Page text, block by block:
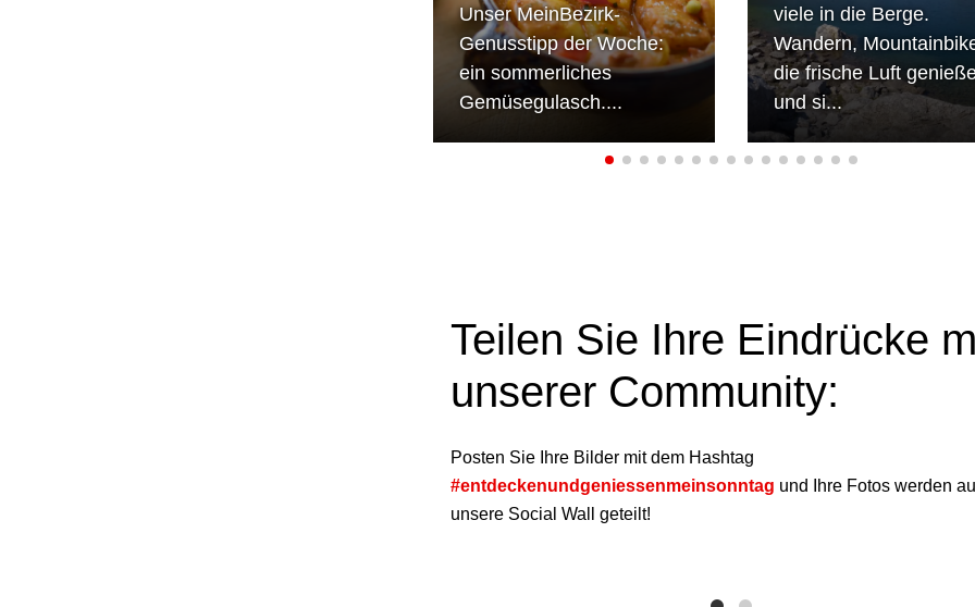
Unser MeinBezirk-
Genusstipp der Woche:
ein sommerliches
Gemüsegulasch....
viele in die Berge.
Wandern,
die frische Luft
und si...
Teilen Sie Ihre Eindrücke
unserer Community:
Posten Sie Ihre Bilder mit dem Hashtag
#entdeckenundgeniessenmeinsonntag und Ihre Fotos werden
unsere Social Wall geteilt!